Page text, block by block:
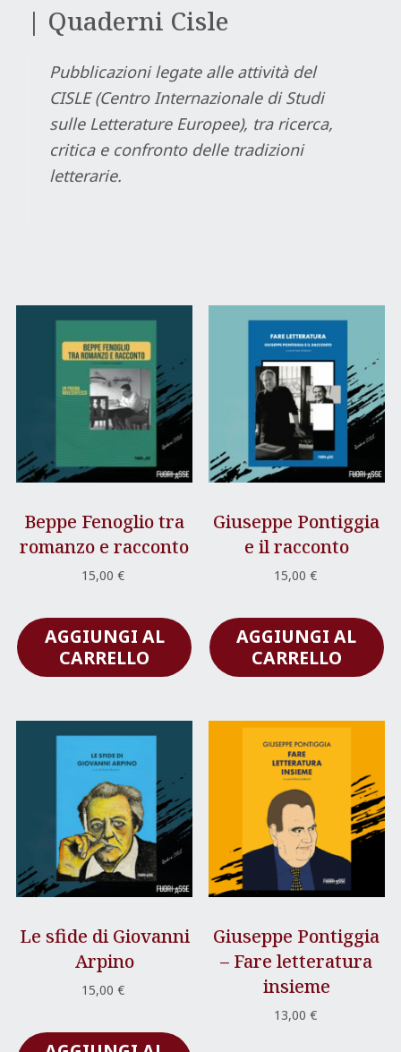
| Quaderni Cisle
Pubblicazioni legate alle attività del
CISLE (Centro Internazionale di Studi
sulle Letterature Europee), tra ricerca,
critica e confronto delle tradizioni
letterarie.
Beppe Fenoglio tra
romanzo e racconto
15,00€
AGGIUNGI AL
CARRELLO
Giuseppe Pontiggia
e il racconto
15,00 €
AGGIUNGI AL
CARRELLO
Le sfide di Giovanni
Arpino
15,00€
Giuseppe Pontiggia
– Fare letteratura
insieme
13,00 €